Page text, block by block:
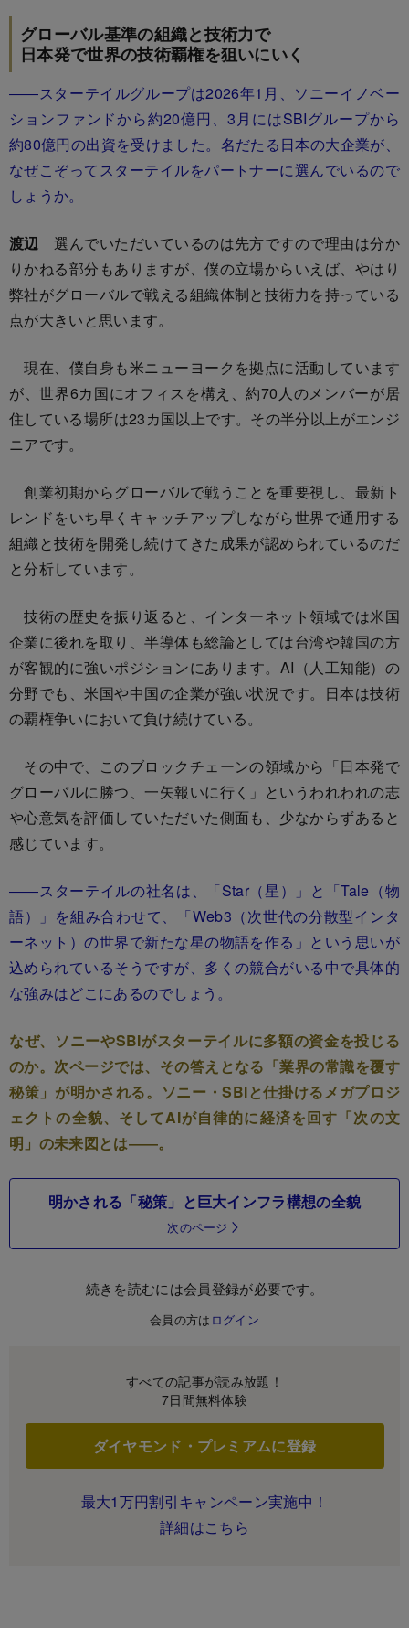
グローバル基準の組織と技術力で
日本発で世界の技術覇権を狙いにいく
――スターテイルグループは2026年1月、ソニーイノベー
ションファンドから約20億円、3月にはSBIグループから
約80億円の出資を受けました。名だたる日本の大企業が、
なぜこぞってスターテイルをパートナーに選んでいるので
しょうか。
渡辺 選んでいただいているのは先方ですので理由は分か
りかねる部分もありますが、僕の立場からいえば、やはり
弊社がグローバルで戦える組織体制と技術力を持っている
点が大きいと思います。
現在、僕自身も米ニューヨークを拠点に活動しています
が、世界6カ国にオフィスを構え、約70人のメンバーが居
住している場所は23カ国以上です。その半分以上がエンジ
ニアです。
創業初期からグローバルで戦うことを重要視し、最新ト
レンドをいち早くキャッチアップしながら世界で通用する
組織と技術を開発し続けてきた成果が認められているのだ
と分析しています。
技術の歴史を振り返ると、インターネット領域では米国
企業に後れを取り、半導体も総論としては台湾や韓国の方
が客観的に強いポジションにあります。AI（人工知能）の
分野でも、米国や中国の企業が強い状況です。日本は技術
の覇権争いにおいて負け続けている。
その中で、このブロックチェーンの領域から「日本発で
グローバルに勝つ、一矢報いに行く」というわれわれの志
や心意気を評価していただいた側面も、少なからずあると
感じています。
――スターテイルの社名は、「Star（星）」と「Tale（物
語）」を組み合わせて、「Web3（次世代の分散型インタ
ーネット）の世界で新たな星の物語を作る」という思いが
込められているそうですが、多くの競合がいる中で具体的
な強みはどこにあるのでしょう。
なぜ、ソニーやSBIがスターテイルに多額の資金を投じる
のか。次ページでは、その答えとなる「業界の常識を覆す
秘策」が明かされる。ソニー・SBIと仕掛けるメガプロジ
ェクトの全貌、そしてAIが自律的に経済を回す「次の文
明」の未来図とは――。
明かされる「秘策」と巨大インフラ構想の全貌
次のページ
続きを読むには会員登録が必要です。
会員の方は ログイン
すべての記事が読み放題！
7日間無料体験
ダイヤモンド・プレミアムに登録
最大1万円割引キャンペーン実施中！
詳細はこちら